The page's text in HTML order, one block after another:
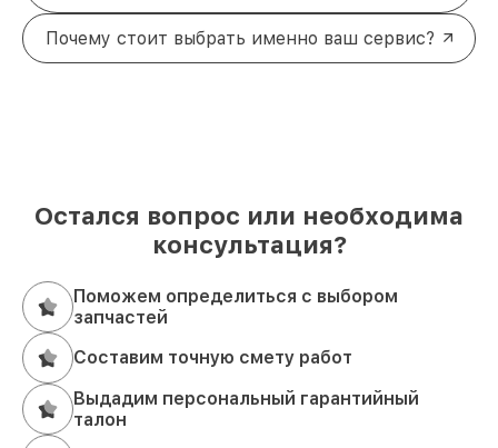
Почему стоит выбрать именно ваш сервис?
Остался вопрос или необходима
консультация?
Поможем определиться с выбором
запчастей
Составим точную смету работ
Выдадим персональный гарантийный
талон